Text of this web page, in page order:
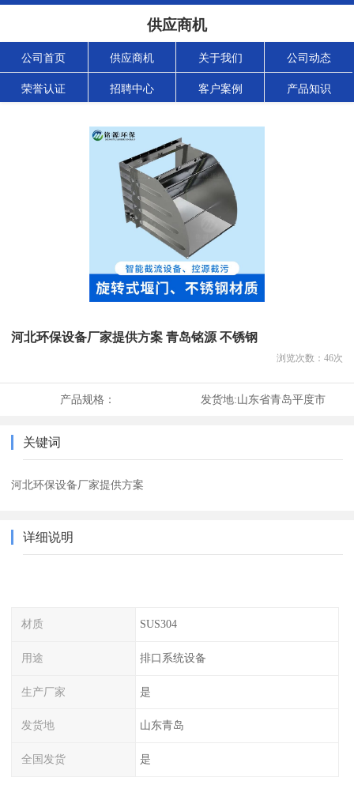
供应商机
公司首页 供应商机 关于我们 公司动态
荣誉认证 招聘中心 客户案例 产品知识
河北环保设备厂家提供方案 青岛铭源 不锈钢
浏览次数： 46次
产品规格： 发货地:山东省青岛平度市
关键词
河北环保设备厂家提供方案
详细说明
材质 SUS304
用途 排口系统设备
生产厂家 是
发货地 山东青岛
全国发货 是